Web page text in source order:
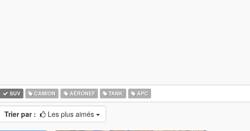
SUV CAMION AÉRONEF TANK APC
Trier par : Les plus aimés